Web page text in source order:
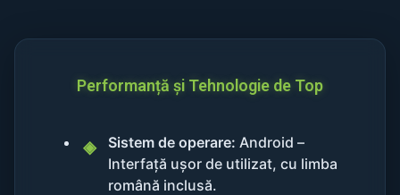
Performanță și Tehnologie de Top
Sistem de operare: Android –
Interfață ușor de utilizat, cu limba
română inclusă.